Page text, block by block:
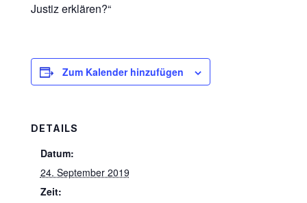
Justiz erklären?“
Zum Kalender hinzufügen
DETAILS
Datum:
24. September 2019
Zeit: